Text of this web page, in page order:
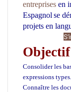
entreprises en
Espagnol se
projets en
Consolider les
expressions types.
Connaître les